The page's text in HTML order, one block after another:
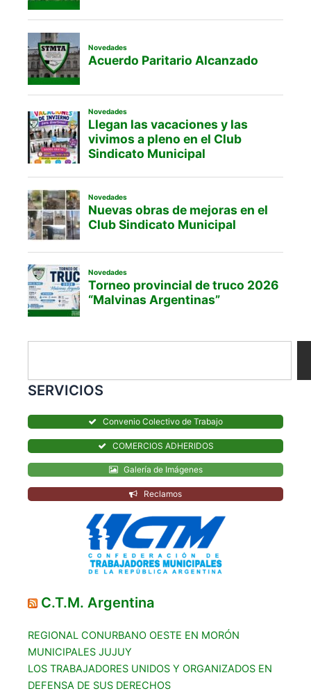
SERVICIOS
Convenio Colectivo de Trabajo
COMERCIOS ADHERIDOS
Galería de Imágenes
Reclamos
C.T.M. Argentina
REGIONAL CONURBANO OESTE EN MORÓN
MUNICIPALES JUJUY
LOS TRABAJADORES UNIDOS Y ORGANIZADOS EN
DEFENSA DE SUS DERECHOS